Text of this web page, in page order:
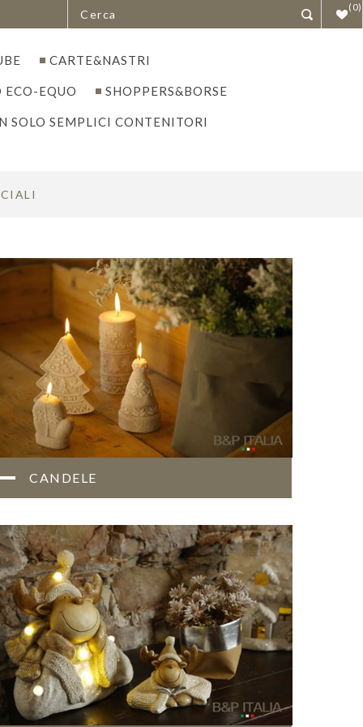
(0)
CARTE&NASTRI
ECO-EQUO SHOPPERS&BORSE
SOLO SEMPLICI CONTENITORI
CANDELE